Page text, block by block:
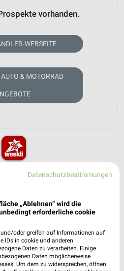
vorhanden.
WEBSEITE
& MOTORRAD
& Angebote App
griffbereit – mit der kostenlosen
für iOS & Android.
bei neuen Prospekten
stressfrei planen
Datenschutzbestimmungen
„Ablehnen“ wird die
erforderliche cookie
oder greifen auf Informationen auf
IDs in cookie und anderen
Daten zu verarbeiten. Einige
Daten möglicherweise
Um dem zu widersprechen, öffnen